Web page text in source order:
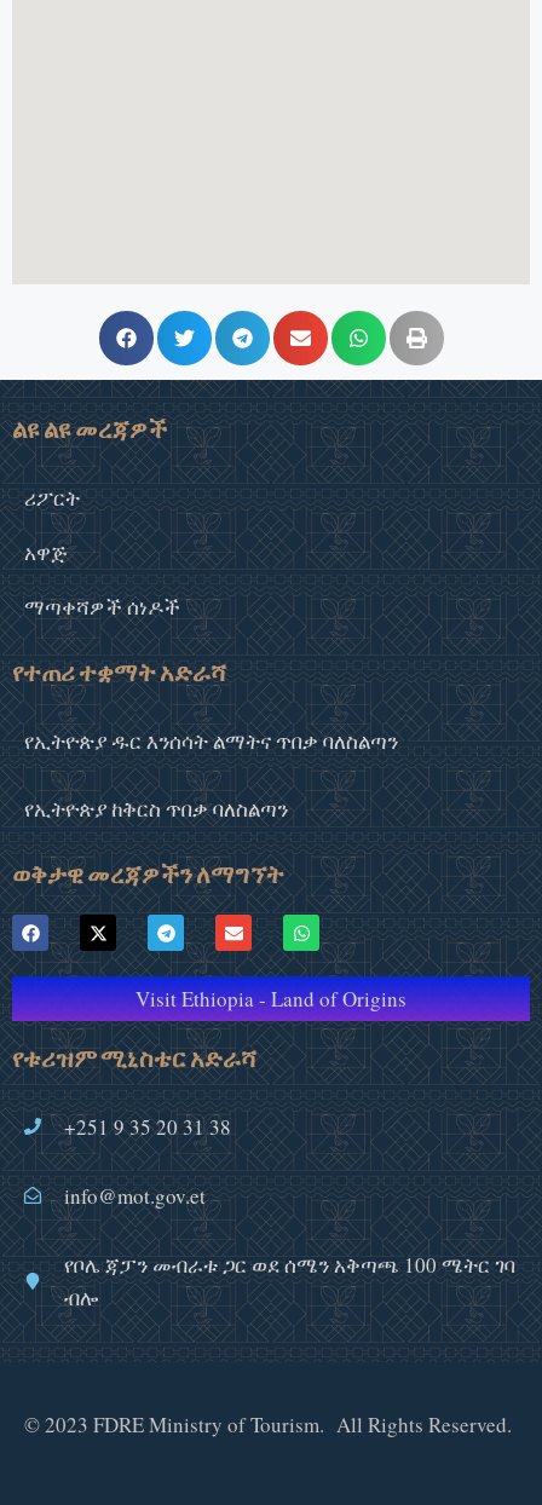
ልዩ ልዩ መረጃዎች
ሪፖርት
አዋጅ
ማጣቀሻዎች ሰነዶች
የተጠሪ ተቋማት አድራሻ
የኢትዮጵያ ዱር እንሰሳት ልማትና ጥበቃ ባለስልጣን
የኢትዮጵያ ከቅርስ ጥበቃ ባለስልጣን
ወቅታዊ መረጃዎችን ለማግኘት
Visit Ethiopia - Land of Origins
የቱሪዝም ሚኒስቴር አድራሻ
+251 9 35 20 31 38
info@mot.gov.et
የቦሌ ጃፓን መብራቱ ጋር ወደ ሰሜን አቅጣጫ 100 ሜትር ገባ
ብሎ
© 2023 FDRE Ministry of Tourism. All Rights Reserved.